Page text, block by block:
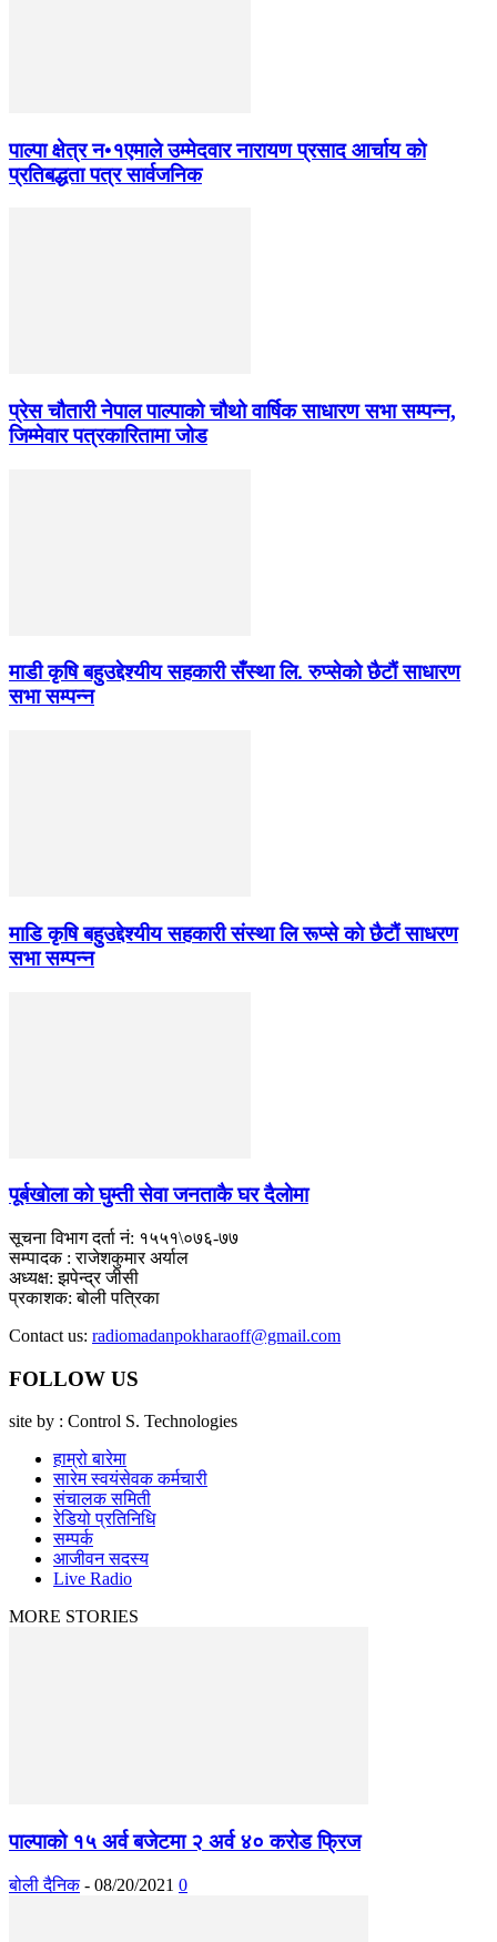
पाल्पा क्षेत्र न•१एमाले उम्मेदवार नारायण प्रसाद आर्चाय काे
प्रतिबद्धता पत्र सार्वजनिक
प्रेस चौतारी नेपाल पाल्पाको चौथो वार्षिक साधारण सभा सम्पन्न,
जिम्मेवार पत्रकारितामा जोड
माडी कृषि बहुउद्देश्यीय सहकारी सँस्था लि. रुप्सेको छैटाैं साधारण
सभा सम्पन्न
माडि कृषि बहुउद्देश्यीय सहकारी संस्था लि रूप्से काे छैटाैं साधरण
सभा सम्पन्न
पूर्बखाेला काे घुम्ती सेवा जनताकै घर दैलाेमा
सूचना विभाग दर्ता नं: १५५१\०७६-७७
सम्पादक : राजेशकुमार अर्याल
अध्यक्ष: झपेन्द्र जीसी
प्रकाशक: बोली पत्रिका
Contact us: radiomadanpokharaoff@gmail.com
FOLLOW US
site by : Control S. Technologies
हाम्रो बारेमा
सारेम स्वयंसेवक कर्मचारी
संचालक समिती
रेडियो प्रतिनिधि
सम्पर्क
आजीवन सदस्य
Live Radio
MORE STORIES
पाल्पाको १५ अर्व बजेटमा २ अर्व ४० करोड फ्रिज
बोली दैनिक - 08/20/2021 0